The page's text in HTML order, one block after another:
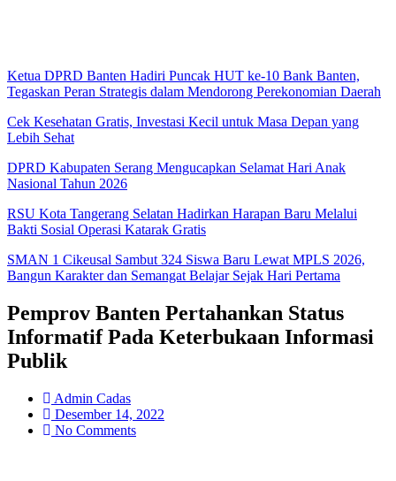
Ketua DPRD Banten Hadiri Puncak HUT ke-10 Bank Banten,
Tegaskan Peran Strategis dalam Mendorong Perekonomian Daerah
Cek Kesehatan Gratis, Investasi Kecil untuk Masa Depan yang
Lebih Sehat
DPRD Kabupaten Serang Mengucapkan Selamat Hari Anak
Nasional Tahun 2026
RSU Kota Tangerang Selatan Hadirkan Harapan Baru Melalui
Bakti Sosial Operasi Katarak Gratis
SMAN 1 Cikeusal Sambut 324 Siswa Baru Lewat MPLS 2026,
Bangun Karakter dan Semangat Belajar Sejak Hari Pertama
Pemprov Banten Pertahankan Status
Informatif Pada Keterbukaan Informasi
Publik
Admin Cadas
Desember 14, 2022
No Comments